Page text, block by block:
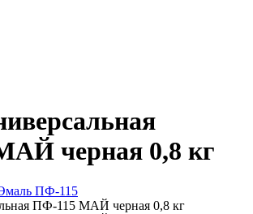
черная 0,8 кг
ПФ-115